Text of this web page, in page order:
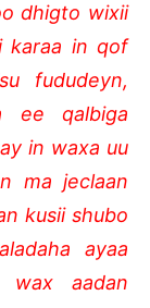
dhigto wixii
karaa in qof
fududeyn,
ee qalbiga
in waxa uu
ma jeclaan
kusii shubo
ayaa
wax aadan